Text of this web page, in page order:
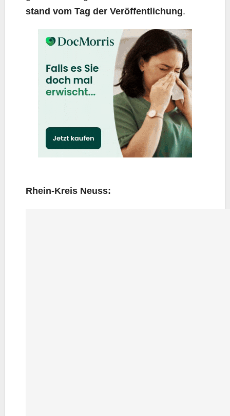
stand vom Tag der Ver­öf­fent­li­chung.
Rhein-Kreis Neuss: